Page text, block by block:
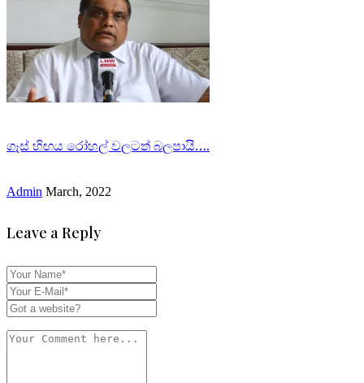
ගෑස් හිඟය රෝහල් වලටත් බලපායි….
Admin March, 2022
Leave a Reply